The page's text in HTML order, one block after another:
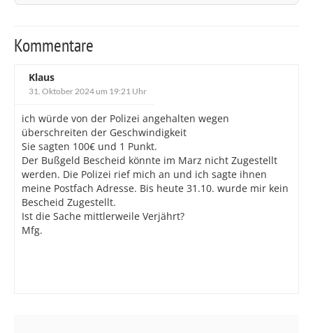
Kommentare
Klaus
31. Oktober 2024 um 19:21 Uhr
ich würde von der Polizei angehalten wegen
überschreiten der Geschwindigkeit
Sie sagten 100€ und 1 Punkt.
Der Bußgeld Bescheid könnte im Marz nicht Zugestellt
werden. Die Polizei rief mich an und ich sagte ihnen
meine Postfach Adresse. Bis heute 31.10. wurde mir kein
Bescheid Zugestellt.
Ist die Sache mittlerweile Verjährt?
Mfg.